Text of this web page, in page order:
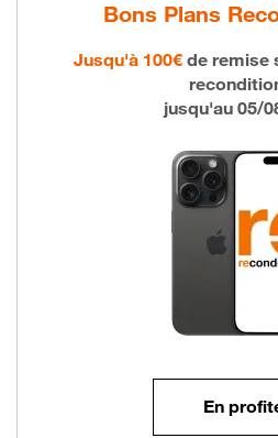
Bons Plans
Jusqu'à 100€de remise
jusqu'au 05/
En